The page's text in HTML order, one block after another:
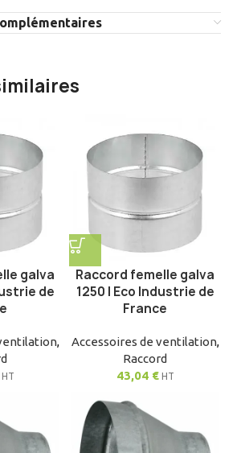
galva
de
,
HT
Raccord femelle galva
1250 | Eco Industrie de
France
Accessoires de ventilation,
Raccord
43,04 € HT